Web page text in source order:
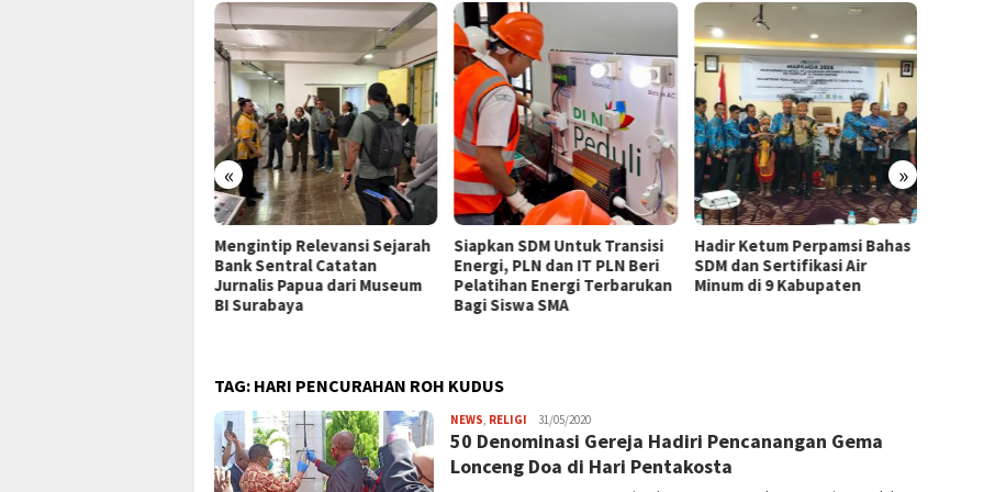
« »
Mengintip Relevansi Sejarah
Bank Sentral Catatan
Jurnalis Papua dari Museum
BI Surabaya
Siapkan SDM Untuk Transisi
Energi, PLN dan IT PLN Beri
Pelatihan Energi Terbarukan
Bagi Siswa SMA
Hadir Ketum Perpamsi Bahas
SDM dan Sertifikasi Air
Minum di 9 Kabupaten
TAG: HARI PENCURAHAN ROH KUDUS
NEWS, RELIGI Frida
Adriana
31/05/2020
50 Denominasi Gereja Hadiri Pencanangan Gema
Lonceng Doa di Hari Pentakosta